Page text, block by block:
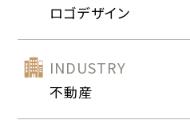
ロゴデザイン
INDUSTRY
不動産